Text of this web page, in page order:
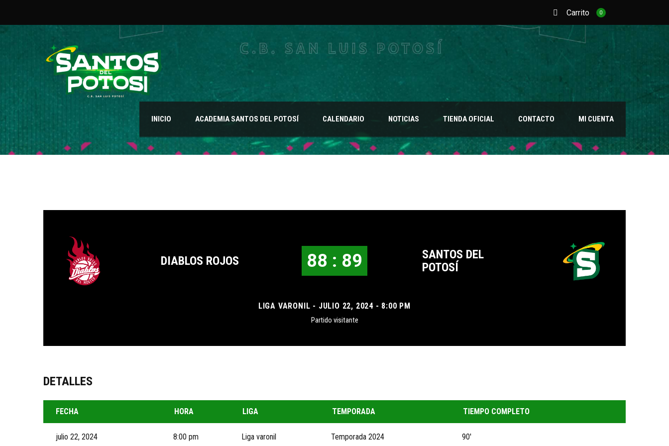
Carrito 0
INICIO ACADEMIA SANTOS DEL POTOSÍ CALENDARIO NOTICIAS TIENDA OFICIAL CONTACTO MI CUENTA
DIABLOS ROJOS 88 : 89
SANTOS DEL
POTOSÍ
LIGA VARONIL - JULIO 22, 2024 - 8:00 PM
Partido visitante
DETALLES
FECHA HORA LIGA TEMPORADA TIEMPO COMPLETO
julio 22, 2024 8:00 pm Liga varonil Temporada 2024 90'